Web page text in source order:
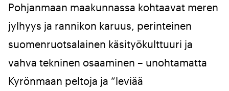
Pohjanmaan maakunnassa kohtaavat meren
jylhyys ja rannikon karuus, perinteinen
suomenruotsalainen käsityökulttuuri ja
vahva tekninen osaaminen – unohtamatta
Kyrönmaan peltoja ja “leviää